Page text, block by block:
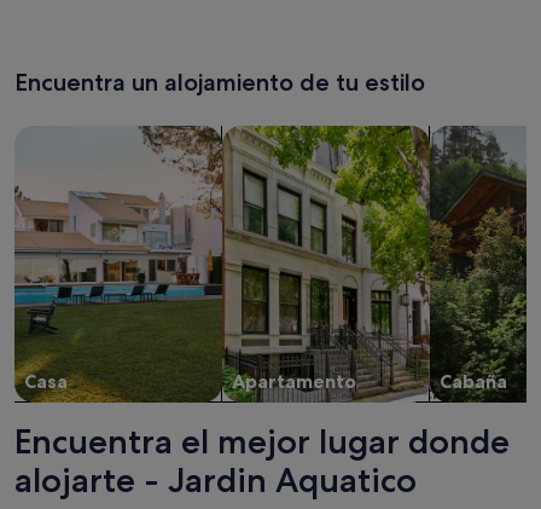
Encuentra un alojamiento de tu estilo
Casa Apartamento
Busca apartamentos
Cabaña
Buscar
Encuentra el mejor lugar donde
alojarte - Jardin Aquatico